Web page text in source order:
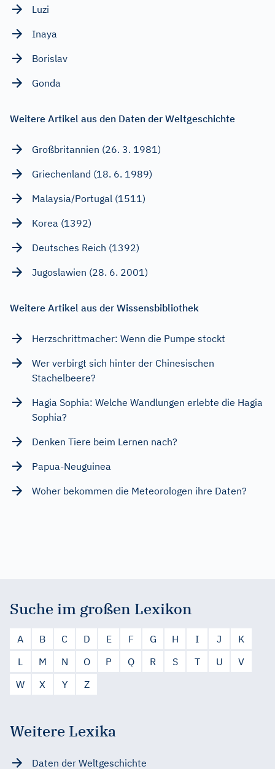
Luzi
Inaya
Borislav
Gonda
Weitere Artikel aus den Daten der Weltgeschichte
Großbritannien (26. 3. 1981)
Griechenland (18. 6. 1989)
Malaysia/Portugal (1511)
Korea (1392)
Deutsches Reich (1392)
Jugoslawien (28. 6. 2001)
Weitere Artikel aus der Wissensbibliothek
Herzschrittmacher: Wenn die Pumpe stockt
Wer verbirgt sich hinter der Chinesischen
Stachelbeere?
Hagia Sophia: Welche Wandlungen erlebte die Hagia
Sophia?
Denken Tiere beim Lernen nach?
Papua-Neuguinea
Woher bekommen die Meteorologen ihre Daten?
Suche im großen Lexikon
A B C D E F G H I J
K
L
M N O P Q R S T U
V
W
X Y Z
Weitere Lexika
Daten der Weltgeschichte